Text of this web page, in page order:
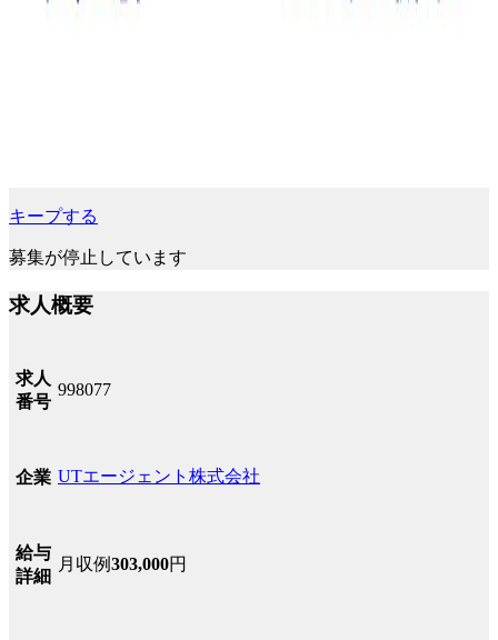
キープする
募集が停止しています
求人概要
求人
番号
998077
企業 UTエージェント株式会社
給与
詳細
月収例303,000円